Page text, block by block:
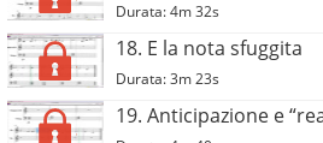
Durata: 4m 32s
18. E la nota sfuggita
Durata: 3m 23s
19. Anticipazione e